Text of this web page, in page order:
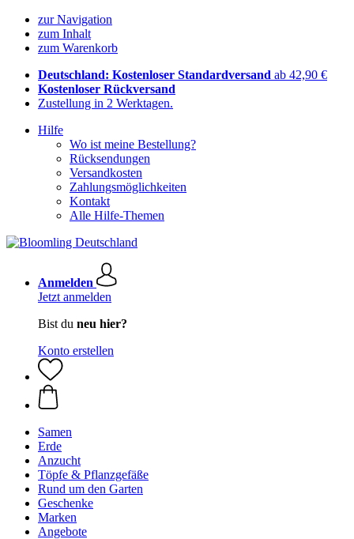
zur Navigation
zum Inhalt
zum Warenkorb
Deutschland: Kostenloser Standardversand ab 42,90 €
Kostenloser Rückversand
Zustellung in 2 Werktagen.
Hilfe
Wo ist meine Bestellung?
Rücksendungen
Versandkosten
Zahlungsmöglichkeiten
Kontakt
Alle Hilfe-Themen
Anmelden
Jetzt anmelden
Bist du neu hier?
Konto erstellen
Samen
Erde
Anzucht
Töpfe & Pflanzgefäße
Rund um den Garten
Geschenke
Marken
Angebote